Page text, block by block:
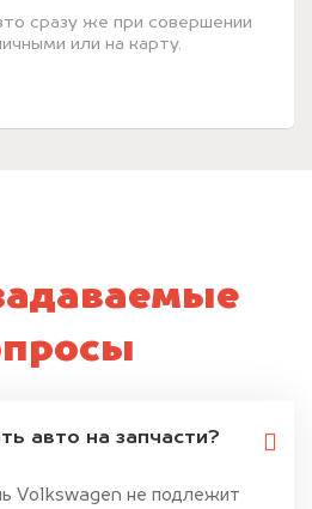
сразу же при совершении
или на карту.
авто на запчасти?
Volkswagen не подлежит